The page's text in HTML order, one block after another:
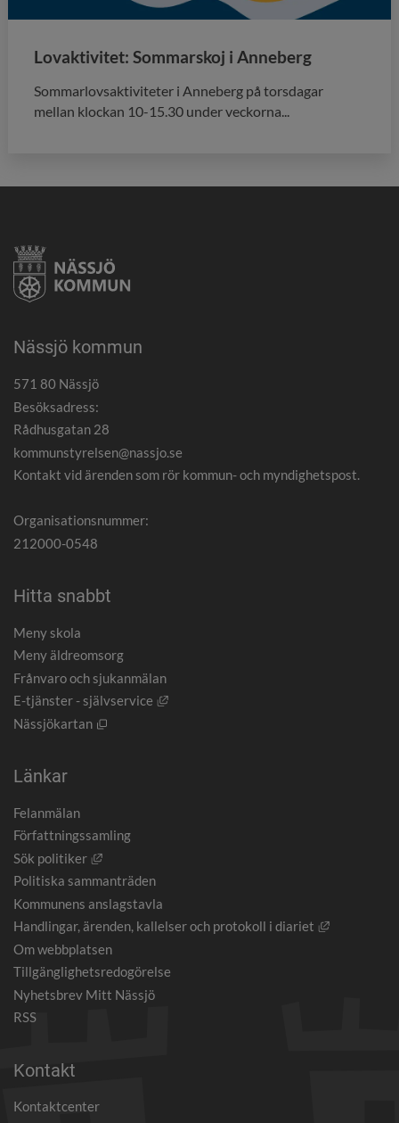
Lovaktivitet: Sommarskoj i Anneberg
Sommarlovsaktiviteter i Anneberg på torsdagar
mellan klockan 10-15.30 under veckorna...
Nässjö kommun
571 80 Nässjö
Besöksadress:
Rådhusgatan 28
kommunstyrelsen@nassjo.se
Kontakt vid ärenden som rör kommun- och myndighetspost.
Organisationsnummer:
212000-0548
Hitta snabbt
Meny skola
Meny äldreomsorg
Frånvaro och sjukanmälan
E-tjänster - självservice
Länk till annan webbplats, öppnas i
Nässjökartan
Öppnas i nytt fönster.
Länkar
Felanmälan
Författningssamling
Sök politiker
Länk till annan webbplats, öppnas i nytt fönster.
Politiska sammanträden
Kommunens anslagstavla
Handlingar, ärenden, kallelser och protokoll i diariet
Länk till
Om webbplatsen
Tillgänglighetsredogörelse
Nyhetsbrev Mitt Nässjö
RSS
Kontakt
Kontaktcenter